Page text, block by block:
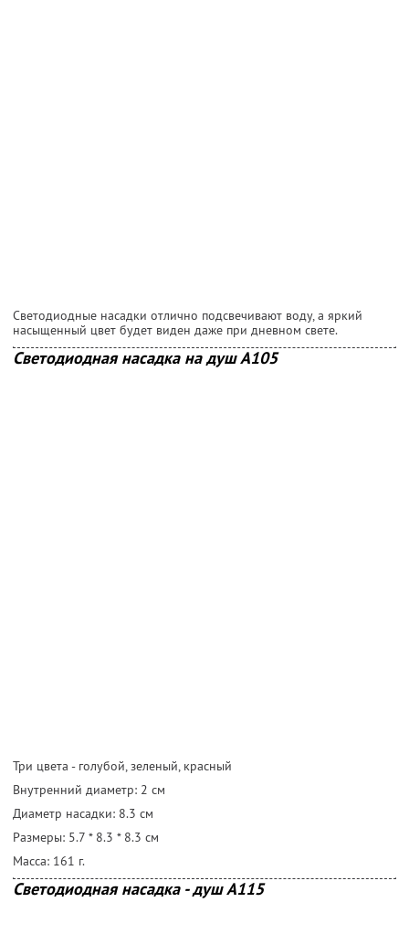
Светодиодные насадки отлично подсвечивают воду, а яркий
насыщенный цвет будет виден даже при дневном свете.
Светодиодная насадка на душ А105
Три цвета - голубой, зеленый, красный
Внутренний диаметр: 2 cм
Диаметр насадки: 8.3 cм
Размеры: 5.7 * 8.3 * 8.3 cм
Масса: 161 г.
Светодиодная насадка - душ А115